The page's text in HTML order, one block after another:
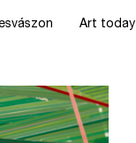
Art today